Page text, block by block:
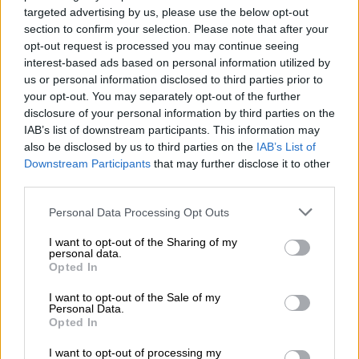
targeted advertising by us, please use the below opt-out
section to confirm your selection. Please note that after your
opt-out request is processed you may continue seeing
interest-based ads based on personal information utilized by
us or personal information disclosed to third parties prior to
your opt-out. You may separately opt-out of the further
disclosure of your personal information by third parties on the
IAB’s list of downstream participants. This information may
also be disclosed by us to third parties on the IAB’s List of
Downstream Participants that may further disclose it to other
Please note that this website/app uses one or more Google
not limited to your visit or usage behaviour. You may click to
grant or deny consent to Google and its third-party tags to
use your data for below specified purposes in below Google
consent section.
Personal Data Processing Opt Outs
I want to opt-out of the Sharing of my
personal data.
Opted In
I want to opt-out of the Sale of my
Personal Data.
Opted In
I want to opt-out of processing my
καθώς δεν θα βρείτε τίποτα κοντά στην
περιοχή.
Αγιά Μαρίνα
video
Στη λεωφόρο Αθηνών – Σουνίου, περίπου